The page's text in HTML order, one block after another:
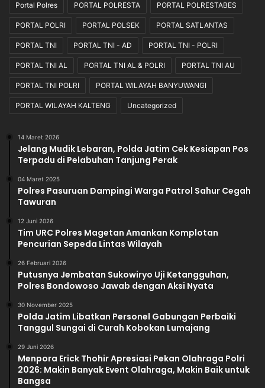
Portal Polres PORTAL POLRESTA PORTAL POLRESTABES
PORTAL POLRI PORTAL POLSEK PORTAL SATLANTAS
PORTAL TNI PORTAL TNI - AD PORTAL TNI - POLRI
PORTAL TNI AL PORTAL TNI AL & POLRI PORTAL TNI AU
PORTAL TNI POLRI PORTAL WILAYAH BANYUWANGI
PORTAL WILAYAH KALTENG Uncategorized
14 Maret 2026
Jelang Mudik Lebaran, Polda Jatim Cek Kesiapan Pos
Terpadu di Pelabuhan Tanjung Perak
04 Maret 2025
Polres Pasuruan Dampingi Warga Patrol Sahur Cegah
Tawuran
12 Juni 2026
Tim URC Polres Magetan Amankan Komplotan
Pencurian Sepeda Lintas Wilayah
26 Februari 2026
Putusnya Jembatan Sukowiryo Uji Ketangguhan,
Polres Bondowoso Jawab dengan Aksi Nyata
30 November 2025
Polda Jatim Libatkan Personel Gabungan Perbaiki
Tanggul Sungai di Curah Kobokan Lumajang
29 Juni 2026
Menpora Erick Thohir Apresiasi Pekan Olahraga Polri
2026: Makin Banyak Event Olahraga, Makin Baik untuk
Bangsa